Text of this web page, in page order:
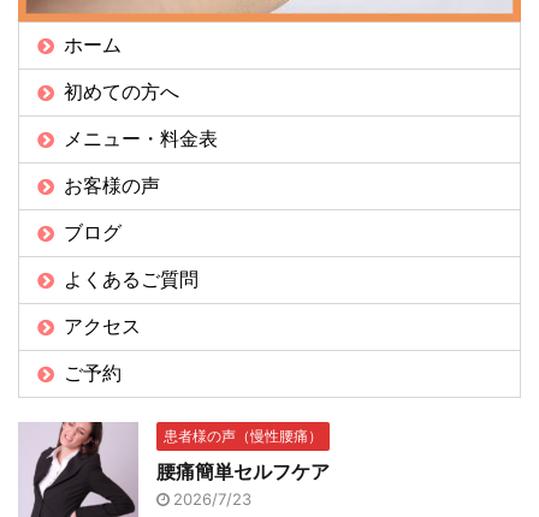
ホーム
初めての方へ
メニュー・料金表
お客様の声
ブログ
よくあるご質問
アクセス
ご予約
患者様の声（慢性腰痛）
腰痛簡単セルフケア
2026/7/23